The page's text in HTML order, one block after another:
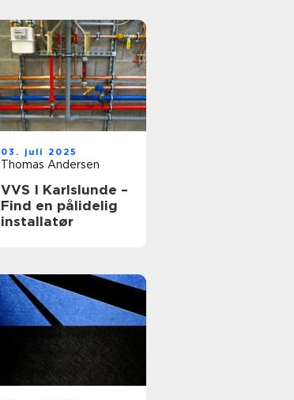
03. juli 2025
Thomas Andersen
VVS I Karlslunde –
Find en pålidelig
installatør